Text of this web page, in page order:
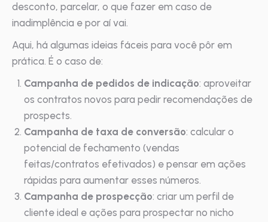
desconto, parcelar, o que fazer em caso de
inadimplência e por aí vai.
Aqui, há algumas ideias fáceis para você pôr em
prática. É o caso de:
Campanha de pedidos de indicação: aproveitar
os contratos novos para pedir recomendações de
prospects.
Campanha de taxa de conversão: calcular o
potencial de fechamento (vendas
feitas/contratos efetivados) e pensar em ações
rápidas para aumentar esses números.
Campanha de prospecção: criar um perfil de
cliente ideal e ações para prospectar no nicho